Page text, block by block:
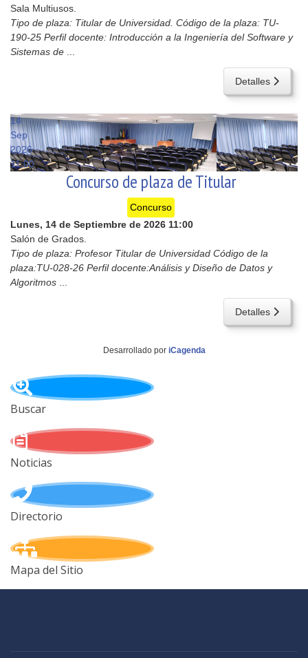
Sala Multiusos.
Tipo de plaza: Titular de Universidad. Código de la plaza: TU-
190-25 Perfil docente: Introducción a la Ingeniería del Software y
Sistemas de
Detalles
14
Sep
2026
11:00
Concurso de plaza de Titular
Concurso
Lunes, 14 de Septiembre de 2026 11:00
Salón de Grados.
Tipo de plaza: Profesor Titular de Universidad Código de la
plaza:TU-028-26 Perfil docente:Análisis y Diseño de Datos y
Algoritmos
Detalles
Desarrollado por iCagenda
Buscar
Noticias
Directorio
Mapa del Sitio